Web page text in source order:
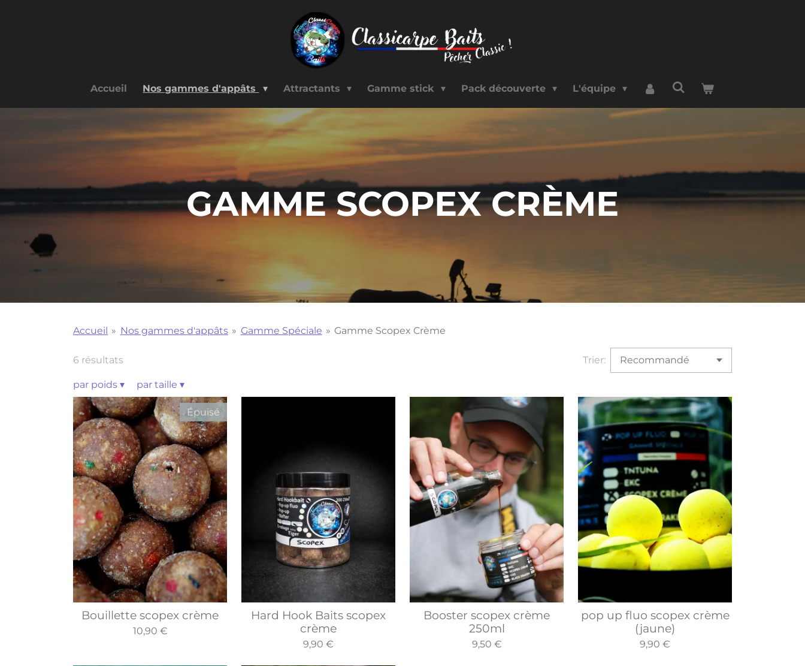
Accueil Nos gammes d'appâts Attractants Gamme stick Pack découverte L'équipe
GAMME SCOPEX CRÈME
Accueil » Nos gammes d'appâts » Gamme Spéciale » Gamme Scopex Crème
6 résultats Trier:
par poids ▾ par taille ▾
Épuisé
Bouillette scopex crème
10,90 €
Hard Hook Baits scopex
crème
9,90 €
Booster scopex crème
250ml
9,50 €
pop up fluo scopex crème
(jaune)
9,90 €